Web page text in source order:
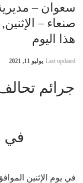
سعوان –
هذا اليوم
Last updated يوليو 11, 2021
جرائم
في